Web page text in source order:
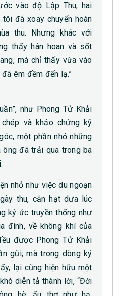
vào độ Lập Thu, hai
đã xoay chuyển hoàn
thu. Nhưng khác với
thấy hân hoan và sốt
mà chỉ thấy vừa vào
êm đềm đến lạ.”
như Phong Tử Khải
và khảo chứng kỹ
một phần nhỏ những
đã trải qua trong ba
nhỏ như việc du ngoạn
thu, cắn hạt dưa lúc
ký ức truyền thống như
đình, về không khí của
được Phong Tử Khải
gũi; mà trong dòng ký
lại cũng hiện hữu một
diễn tả thành lời, “Đời